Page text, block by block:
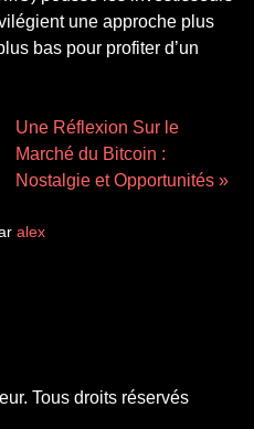
une approche plus
bas pour profiter d’un
Une Réflexion Sur le
Marché du Bitcoin :
Nostalgie et Opportunités »
alex
Tous droits réservés